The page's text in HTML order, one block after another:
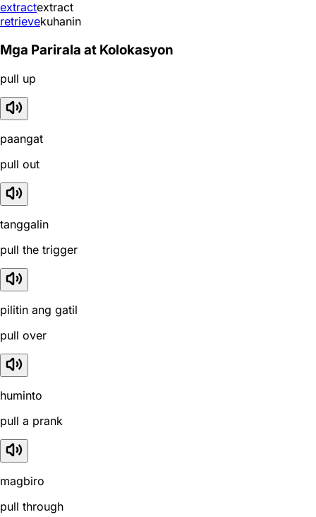
extractextract
retrievekuhanin
Mga Parirala at Kolokasyon
pull up
paangat
pull out
tanggalin
pull the trigger
pilitin ang gatil
pull over
huminto
pull a prank
magbiro
pull through